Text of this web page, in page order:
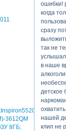
3612QM
8ГБ;
ошибки!
когда
сразу
так не
в наше
детское
нашей
клип не